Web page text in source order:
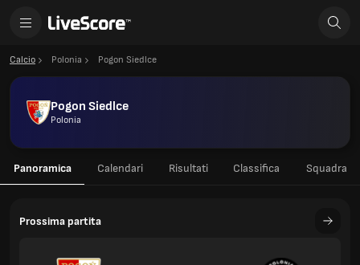
Calcio Polonia Pogon Siedlce
Pogon Siedlce
Polonia
Panoramica Calendari Risultati Classifica Squadra
Prossima partita